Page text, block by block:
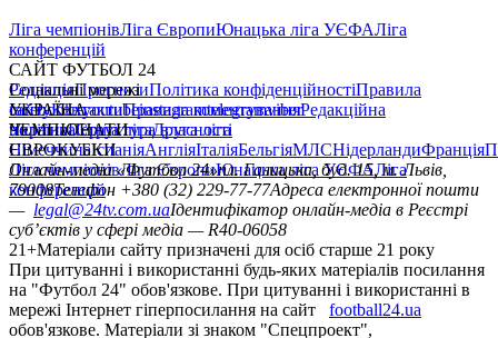
Ліга чемпіонівЛіга ЄвропиЮнацька ліга УЄФАЛіга
конференцій
САЙТ ФУТБОЛ 24
РедакціяПрогнозиПолітика конфіденційностіПравила
сайтуКонтактиПравила коментуванняРедакційна
політикаСтруктура власності
Соціальні мережі
facebookxyoutubeinstagramtelegramviber
УКРАЇНА
УкраїнаПерша лігаДруга ліга
ЧЕМПІОНАТИ
НімеччинаІспаніяАнгліяІталіяБельгіяМЛСНідерландиФранція
ЄВРОКУБКИ
Ліга чемпіонівЛіга ЄвропиЮнацька ліга УЄФАЛіга
конференцій
Онлайн-медіа «Футбол 24»пл. Галицька, буд. 15, м. Львів,
79008Телефон +380 (32) 229-77-77Адреса електронної пошти
— legal@24tv.com.uaІдентифікатор онлайн-медіа в Реєстрі
суб’єктів у сфері медіа — R40-06058
21+Матеріали сайту призначені для осіб старше 21 року
При цитуванні і використанні будь-яких матеріалів посилання
на "Футбол 24" обов'язкове. При цитуванні і використанні в
мережі Інтернет гіперпосилання на сайт
football24.ua
обов'язкове. Матеріали зі знаком "Спецпроект",